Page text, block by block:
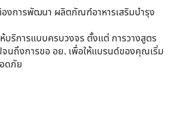
องการพัฒนา ผลิตภัณฑ์อาหารเสริมบำรุง
บริการแบบครบวงจร ตั้งแต่ การวางสูตร
นถึงการขอ อย. เพื่อให้แบรนด์ของคุณเริ่ม
ดภัย